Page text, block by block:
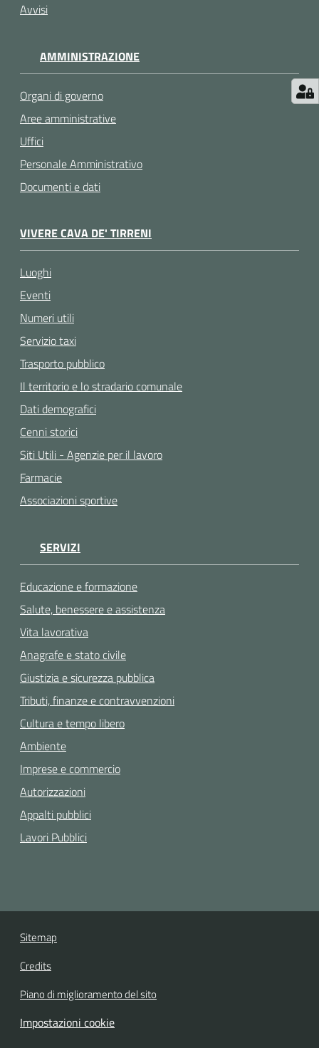
Avvisi
AMMINISTRAZIONE
Organi di governo
Aree amministrative
Uffici
Personale Amministrativo
Documenti e dati
VIVERE CAVA DE' TIRRENI
Luoghi
Eventi
Numeri utili
Servizio taxi
Trasporto pubblico
Il territorio e lo stradario comunale
Dati demografici
Cenni storici
Siti Utili - Agenzie per il lavoro
Farmacie
Associazioni sportive
SERVIZI
Educazione e formazione
Salute, benessere e assistenza
Vita lavorativa
Anagrafe e stato civile
Giustizia e sicurezza pubblica
Tributi, finanze e contravvenzioni
Cultura e tempo libero
Ambiente
Imprese e commercio
Autorizzazioni
Appalti pubblici
Lavori Pubblici
Sitemap
Credits
Piano di miglioramento del sito
Impostazioni cookie